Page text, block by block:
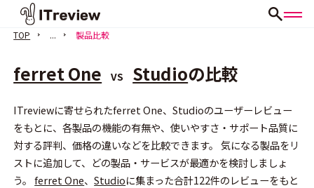
TOP ... 製品比較
ferret One VS Studioの比較
ITreviewに寄せられたferret One、Studioのユーザーレビュー
をもとに、各製品の機能の有無や、使いやすさ・サポート品質に
対する評判、価格の違いなどを比較できます。 気になる製品をリ
ストに追加して、どの製品・サービスが最適かを検討しましょ
う。ferret One、Studioに集まった合計122件のレビューをもと
会員登録（無料）